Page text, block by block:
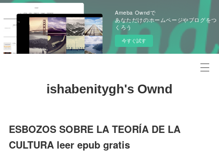
Ameba Owndで
あなただけのホームページやブログをつ
くろう
今すぐ試す
ishabenitygh's Ownd
ESBOZOS SOBRE LA TEORÍA DE LA
CULTURA leer epub gratis